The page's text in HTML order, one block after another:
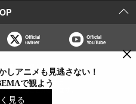
Official
twitter
Official
YouTube
概要 個人情報保護方針
入、契約した場合に、
元されることがあります。
×
しアニメも見逃さない！
で観よう
見る